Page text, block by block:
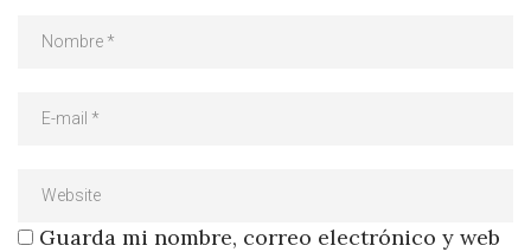
Guarda mi nombre, correo electrónico y web